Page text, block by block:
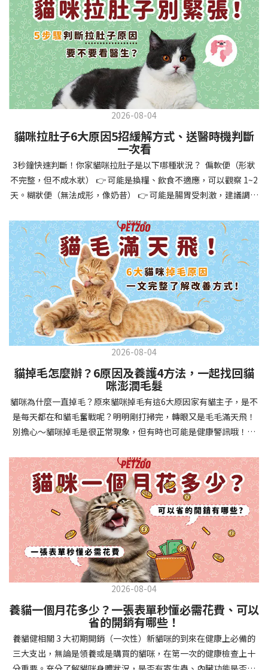
透過基礎訓練，幼犬能學會家居規則，避免危險行為和破壞家具。
像是「不」和「放下」等指令可以阻止幼犬咬電線或誤食有害物
質，有效降低居家意外風險。規律的如廁訓練則能養成良好衛生習
慣，讓家中環境保持乾淨舒適。增強溝通與信任關係訓練過程就像
建立一種共同語言，幫助你和幼犬更好地理解彼此。當幼犬學會回
應你的指令，不只增加了互動機會，也建立了主人作為領導者的地
位。正向獎勵式訓練更能培養幼犬對你的信任感，強化情感連結，
創造更和諧的相處模式。培養社交技能與適應能力及早接觸各種環
境和刺激，能幫助幼犬成長為自信穩定的成犬。適當的社會化訓練
讓牠們學會如何與其他狗狗、動物和人類和平相處，減少恐懼或攻
擊行為。這種適應能力使幼犬未來能從容面對獸醫檢查、美容
salon、寄宿或旅行等各種情境，大大提升生活品質。 訓練幼犬不只
是教會指令，更是塑造性格和習慣的過程！ 透過耐心且一致的訓
練，你不僅能擁有一隻聽話的好狗狗，更能建立起相互尊重的終身
相處中獲得回報狗狗訓練指南，六步驟培養幼犬開始幼犬訓練時，
系統性的方法能帶來最佳效果。從信任建立到習慣養成，每個階段
都至關重要，缺一不可。良好的訓練應循序漸進，把握幼犬成長敏
感期，以積極正向的方式引導。遵循這六個步驟，即使是第一次養
狗的新手，也能輕鬆將調皮的小狗訓練成聽話的好夥伴！建立信任
基礎 幼犬訓練的第一步不是教指令，而是建立信任。剛到新家的幼
犬可能感到緊張不安，給予適當空間適應環境很重要。用溫柔的聲
音交談，提供安全舒適的窩，維持規律的餵食和如廁時間，讓幼犬
感到安心。輕輕撫摸、溫柔擁抱，每天安排固定玩耍時間，這些都
任你後，可開始教導基本指令。從簡單的「坐下」開始，再逐步學
習「趴下」、「等待」和「過來」。每次訓練保持在5-10分鐘內，
避免幼犬注意力分散。使用清晰一致的口令和手勢，成功時立即給
予獎勵和讚美。記住，重複是學習的關鍵，每天多次短時間練習效
果最佳。調整日常行為除了基本指令，幼犬還需學習生活禮儀。如
時立即獎勵。另外要處理的常見問題包括咬人、啃咬家具和亂叫。
每當出現不當行為，給予適當替代品（如咬玩具代替咬手），並在
幼犬選擇正確行為時獎勵，這比責罵更有效。社交化訓練 兩個月大
的幼犬正處於社會化黃金期，這階段的經驗將深刻影響未來性格。
安排幼犬接觸不同人類（包括兒童、戴眼鏡的人、使用拐杖的人
等）、各種動物、交通工具和環境聲音。起初保持在安全、受控的
情境中，逐漸增加複雜度。每次正面社交體驗後給予獎勵，建立幼
犬對新事物的積極態度。進階技巧強化 基礎訓練穩固後，可以進入
更複雜的技巧訓練。這包括遠距離控制、不同干擾下的指令遵從、
多步驟動作等。使用延遲獎勵技巧，讓幼犬學會即使沒有立即獎勵
也能保持良好行為。引入不同環境中的訓練，如公園、寵物店等，
幫助幼犬在各種情境下都能聽從指令。維持良好習慣 成功的訓練不
是一次性的，而是需要持續維護。即使幼犬已經掌握所有技能，也
要定期複習，防止行為退化。將訓練融入日常生活，如出門前的
2026-08-04
貓咪拉肚子6大原因5招緩解方式、送醫時機判斷
一次看
3秒鐘快速判斷！你家貓咪拉肚子是以下哪種狀況？ 偏軟便（形狀
不完整，但不成水狀） 👉 可能是換糧、飲食不適應，可以觀察 1~2
天。糊狀便（無法成形，像奶昔） 👉 可能是腸胃受刺激，建議調整
若超過 24 小時沒改善，建議就醫。血便（帶血絲或黑色糞便） 👉
可能是嚴重腸胃問題，應立即帶去獸醫院！想知道貓咪拉肚子的真
正原因，只要透過 5 個簡單步驟，就能判斷問題嚴重性，決定是否
需要就醫！接下來我們一起來看看該怎麼做吧！🐾 貓咪拉肚子怎麼
辦？5步驟判斷貓咪拉肚子是否需要馬上看醫生貓咪拉肚子的因素與
許多原因有關，更換食物、誤食異物或不乾淨的東西、寄生蟲、其
他疾病。 5 步驟判斷貓咪拉肚子原因，要不要看醫生？當貓咪拉肚
子時，不用慌張！透過以下 5 個步驟，就能快速判斷原因，並決定
是否需要帶去獸醫院。📌 貓咪拉肚子判斷步驟1：觀察糞便的狀態：
糞便質地是關鍵！不同形態代表不同的腸胃狀況📌 貓咪拉肚子判斷
步驟2：回想最近的飲食變化：有沒有突然換飼料或罐頭？ 有沒有吃
到新零食或人類食物？ 是否誤食異物？📌 貓咪拉肚子判斷步驟3：
確認環境與生活作息：最近是否搬家、換貓砂、新成員加入？ 天氣
是否有變化？ 飼主是否長時間外出？📌 貓咪拉肚子判斷步驟4：觀
察貓咪的精神與食慾：貓咪精神好嗎？、食慾是否正常？，可先觀
下降，表示身體狀況不佳，應儘快就醫！📌 貓咪拉肚子判斷步驟5：
檢查是否需要帶去看獸醫 如果拉肚子 1~2 次但精神好、食慾正常，
可以先觀察，如果腹瀉超過 48 小時或水狀腹瀉 + 嗜睡、食慾下降、
嘔吐 應立即就醫。 透過這 5 個步驟，你可以快速判斷貓咪拉肚子的
原因與嚴重程度，確保毛孩的腸胃健康！如果不確定情況，還是建
議讓獸醫檢查，才能安心哦！🐾💖4種高風險群貓咪拉肚子要小心高
風險貓咪包含：幼貓、老貓、懷孕貓、有慢性疾病貓，這些貓咪在
身體狀況出現警訊時要特別注意，如拉肚子次數超過2次以上，就建
議直接尋求獸醫協助。2要訣判斷貓咪拉肚子要不要看醫生 高風險貓
的貓咪，如拉肚子超過2-3天，建議直接尋求獸醫師協助。並記得提
供觀察紀錄給予獸醫師進行專業判斷。貓咪拉肚子但精神很好？如
果飼主有發現貓咪拉肚子的情形，但貓咪的精神很好。有可能與飲
食方便相關，回想是否進食新的食物，或是正進行飼料更換的過
2026-08-04
貓掉毛怎麼辦？6原因及養護4方法，一起找回貓
咪澎潤毛髮
貓咪為什麼一直掉毛？原來貓咪掉毛有這6大原因家有貓主子，是不
是每天都在和貓毛奮戰呢？明明剛打掃完，轉眼又是毛毛滿天飛！
別擔心～貓咪掉毛是很正常現象，但有時也可能是健康警訊哦！以
兩全其美！貓咪掉毛原因1. 皮膚問題貓咪皮膚問題是造成掉毛的常
見兇手！皮膚發炎、感染或是長期搔癢，都會讓貓咪的毛髮失去健
康光澤並大量脫落。常見的皮膚問題包括皮膚黴菌、細菌感染、疥
癬蟲等寄生蟲，甚至是皮膚過度乾燥。如果發現貓咪皮膚有紅腫、
結痂、脫屑或異常氣味，同時伴隨掉毛，建議盡快帶牠看獸醫哦！
貓咪掉毛原因2. 過敏誰說只有人類會過敏？貓咪也會！貓咪可能對
環境中的塵蟎、花粉、清潔劑，甚至是食物中的某些成分產生過敏
反應。過敏症狀不只是打噴嚏、流眼淚，還會引起皮膚搔癢和掉毛
問題。特別是食物過敏，更是常被忽略的掉毛元兇！如果貓咪經常
抓癢或舔舐特定部位，同時伴隨掉毛，很可能是過敏在作怪呢！貓
咪掉毛原因3. 營養不足貓咪的毛髮健康與營養息息相關！當貓咪飲
食中缺乏必要的蛋白質、脂肪酸（尤其是Omega-3和Omega-
6）、維生素或礦物質時，毛髮就會變得乾燥、脆弱，容易斷裂脫
落。長期餵食低品質或不均衡的貓糧，可能使貓咪營養不良，進而
2026-08-04
養貓一個月花多少？一張表單秒懂必需花費、可以
省的開銷有哪些！
養貓健相關 3 大初期開銷（一次性）新貓咪的到來在健康上必備的
三大支出，無論是領養或是購買的貓咪，在第一次的健康檢查上十